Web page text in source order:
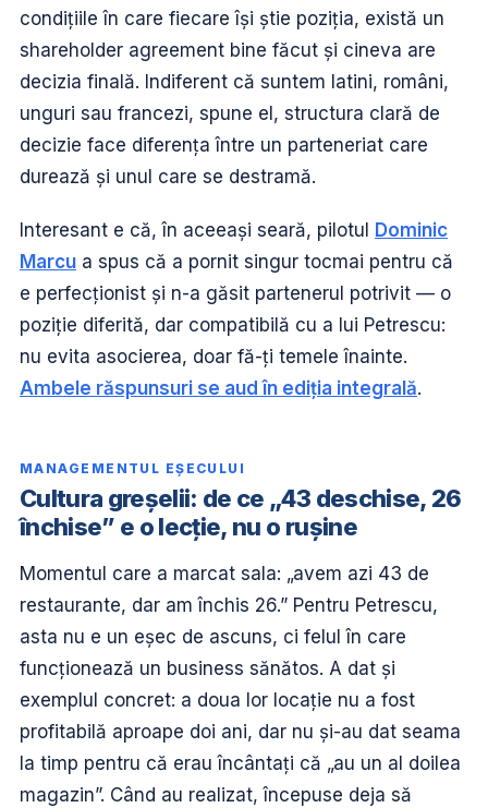
condițiile în care fiecare își știe poziția, există un
shareholder agreement bine făcut și cineva are
decizia finală. Indiferent că suntem latini, români,
unguri sau francezi, spune el, structura clară de
decizie face diferența între un parteneriat care
durează și unul care se destramă.
Interesant e că, în aceeași seară, pilotul
Dominic
Marcu a spus că a pornit singur tocmai pentru că
e perfecționist și n-a găsit partenerul potrivit — o
poziție diferită, dar compatibilă cu a lui Petrescu:
nu evita asocierea, doar fă-ți temele înainte.
Ambele răspunsuri se aud în ediția integrală.
MANAGEMENTUL EȘECULUI
Cultura greșelii: de ce „43 deschise, 26
închise” e o lecție, nu o rușine
Momentul care a marcat sala: „avem azi 43 de
restaurante, dar am închis 26.” Pentru Petrescu,
asta nu e un eșec de ascuns, ci felul în care
funcționează un business sănătos. A dat și
exemplul concret: a doua lor locație nu a fost
profitabilă aproape doi ani, dar nu și-au dat seama
la timp pentru că erau încântați că „au un al doilea
magazin”. Când au realizat, începuse deja să